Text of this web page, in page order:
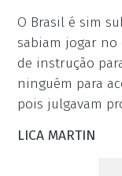
O Brasil é sim
sabiam jogar no
de instrução
ninguém para
pois julgavam
LICA MARTIN